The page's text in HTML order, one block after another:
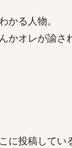
かる人物。
オレが諭さ
に投稿してい